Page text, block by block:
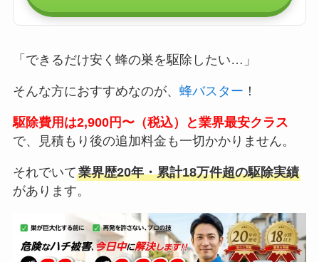
「できるだけ安く蜂の巣を駆除したい…」
そんな方におすすめなのが、 蜂バスター ！
駆除費用は2,900円〜（税込）と業界最安クラス
で、見積もり後の追加料金も一切かかりません。
それでいて業界歴20年・累計18万件超の駆除実績
があります。